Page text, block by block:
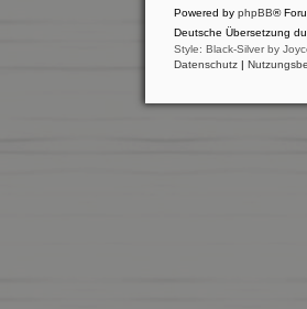
Powered by phpBB®
Deutsche Übersetzung
Style: Black-Silver by
Datenschutz |